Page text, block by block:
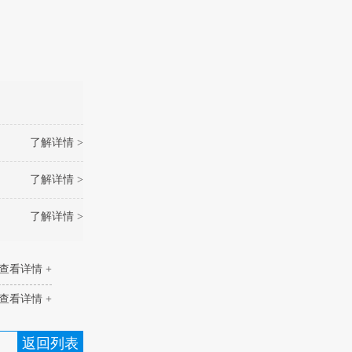
了解详情 >
了解详情 >
了解详情 >
看详情 +
看详情 +
返回列表